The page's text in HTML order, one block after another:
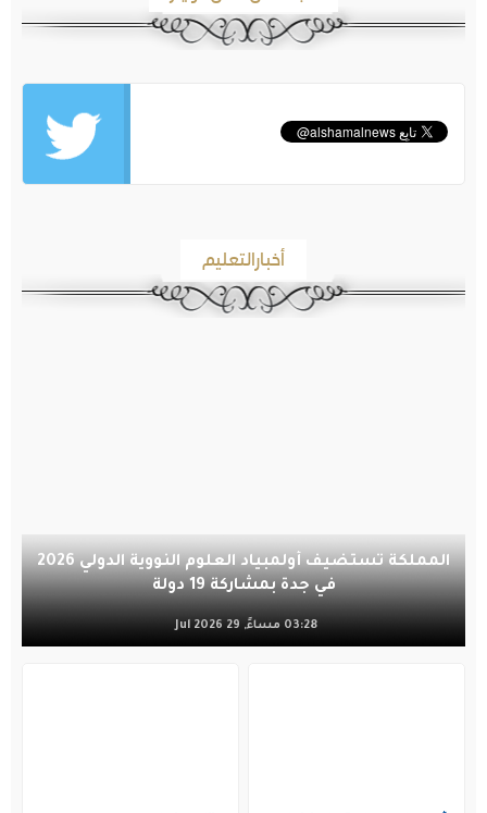
أخبارالتعليم
المملكة تستضيف أولمبياد العلوم النووية الدولي 2026
في جدة بمشاركة 19 دولة
03:28 مساءً, 29 Jul 2026